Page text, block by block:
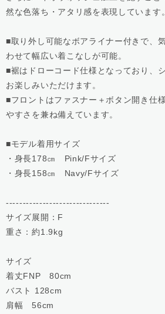
然な色落ち・アタリ感を表現しています。
■取り外し可能なボアライナー付きで、
わせて幅広い着こなしが可能。
■裾はドローコード仕様となっており、
お楽しみいただけます。
■フロントはファスナー＋ボタン開き仕
やすさを兼ね備えています。
■モデル着用サイズ
・身長178㎝ Pink/Fサイズ
・身長158㎝ Navy/Fサイズ
-------------------------------
サイズ展開：F
重さ：約1.9kg
サイズ
着丈FNP 80cm
バスト 128cm
肩幅 56cm